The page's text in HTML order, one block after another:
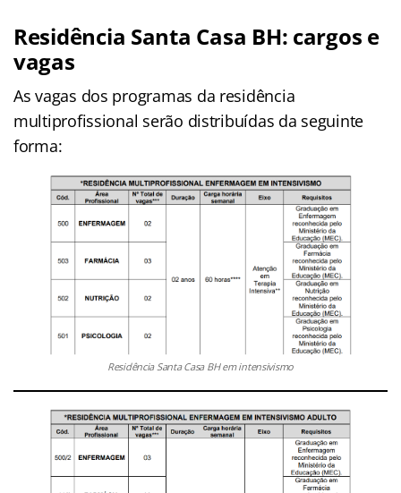
Residência Santa Casa BH: cargos e
vagas
As vagas dos programas da residência
multiprofissional serão distribuídas da seguinte
forma:
Residência Santa Casa BH em intensivismo